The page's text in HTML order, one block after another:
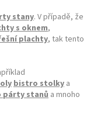
stany. V případě, že
s oknem,
plachty, tak tento
bistro stolky a
párty stanů a mnoho